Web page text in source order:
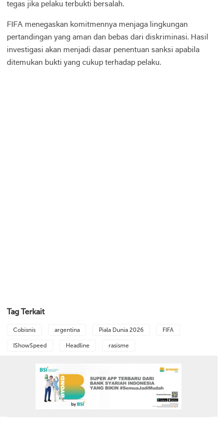
tegas jika pelaku terbukti bersalah.
FIFA menegaskan komitmennya menjaga lingkungan
pertandingan yang aman dan bebas dari diskriminasi. Hasil
investigasi akan menjadi dasar penentuan sanksi apabila
ditemukan bukti yang cukup terhadap pelaku.
Tag Terkait
Cobisnis argentina Piala Dunia 2026 FIFA
IShowSpeed Headline rasisme